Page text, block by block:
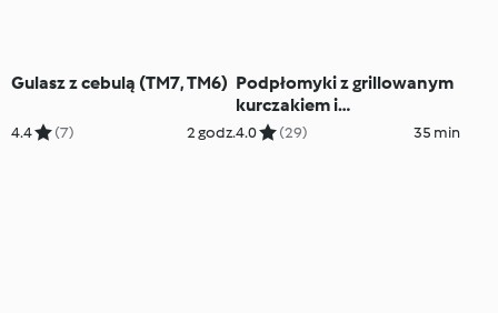
Gulasz z cebulą (TM7, TM6)
4.4 (7) 2 godz.
Podpłomyki z grillowanym
kurczakiem i
brzoskwiniami
4.0 (29) 35 min